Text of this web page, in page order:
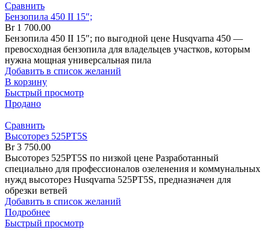
Сравнить
Бензопила 450 II 15″;
Br1 700.00
Бензопила 450 II 15″; по выгодной цене Husqvarna 450 —
превосходная бензопила для владельцев участков, которым
нужна мощная универсальная пила
Добавить в список желаний
В корзину
Быстрый просмотр
Продано
Сравнить
Высоторез 525PT5S
Br3 750.00
Высоторез 525PT5S по низкой цене Разработанный
специально для профессионалов озеленения и коммунальных
нужд высоторез Husqvarna 525PT5S, предназначен для
обрезки ветвей
Добавить в список желаний
Подробнее
Быстрый просмотр